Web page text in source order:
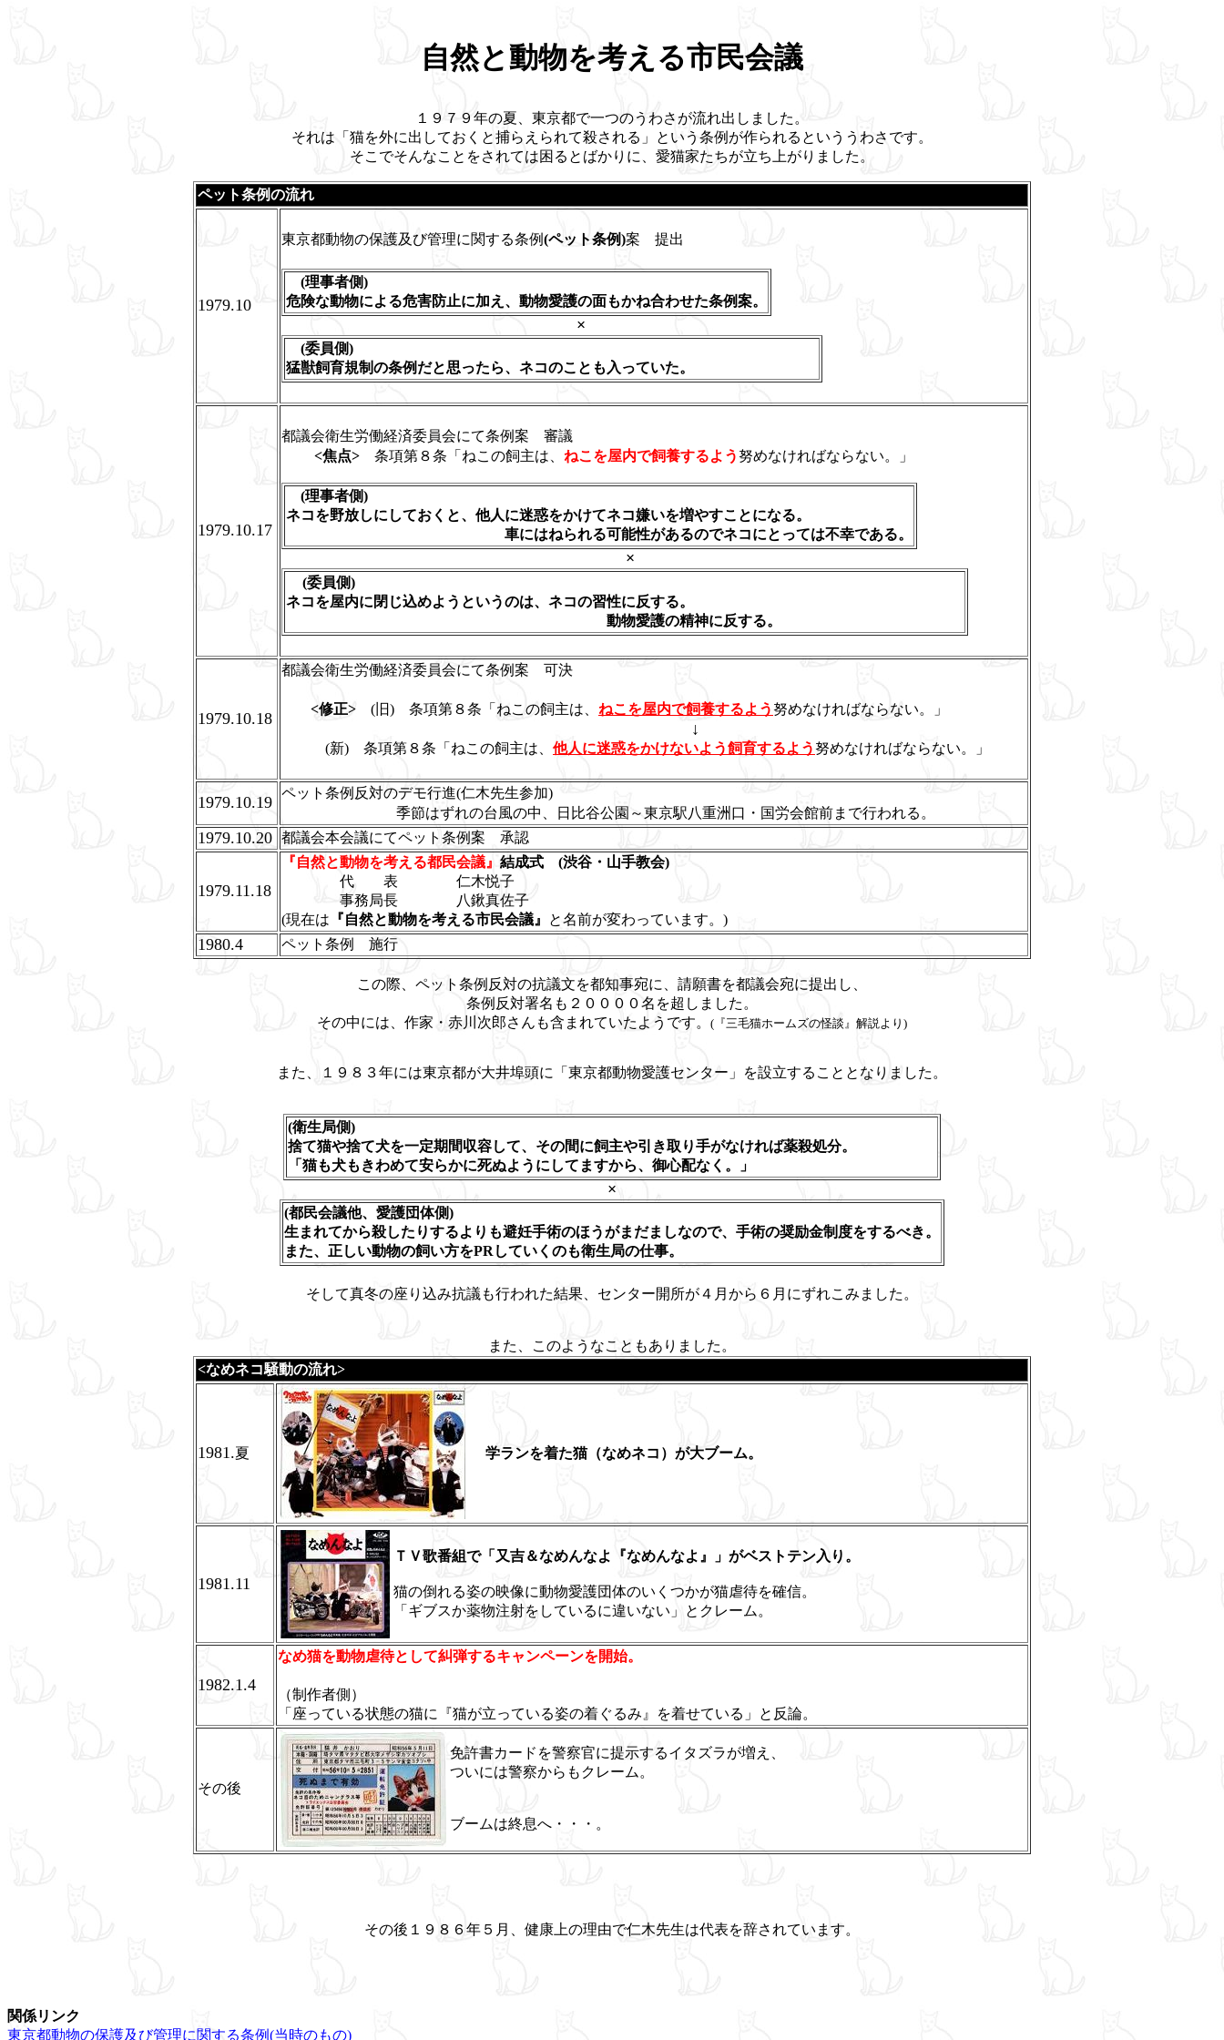
自然と動物を考える市民会議
１９７９年の夏、東京都で一つのうわさが流れ出しました。
それは「猫を外に出しておくと捕らえられて殺される」という条例が作られるといううわさです。
そこでそんなことをされては困るとばかりに、愛猫家たちが立ち上がりました。
ペット条例の流れ
1979.10
東京都動物の保護及び管理に関する条例(ペット条例)案 提出
(理事者側)
危険な動物による危害防止に加え、動物愛護の面もかね合わせた条例案。
×
(委員側)
猛獣飼育規制の条例だと思ったら、ネコのことも入っていた。
1979.10.17
都議会衛生労働経済委員会にて条例案 審議
<焦点> 条項第８条「ねこの飼主は、 ねこを屋内で飼養するよう努めなければならない。」
(理事者側)
ネコを野放しにしておくと、他人に迷惑をかけてネコ嫌いを増やすことになる。
車にはねられる可能性があるのでネコにとっては不幸である。
×
(委員側)
ネコを屋内に閉じ込めようというのは、ネコの習性に反する。
動物愛護の精神に反する。
1979.10.18
都議会衛生労働経済委員会にて条例案 可決
<修正> (旧) 条項第８条「ねこの飼主は、 ねこを屋内で飼養するよう努めなければならない。」
↓
(新) 条項第８条「ねこの飼主は、 他人に迷惑をかけないよう飼育するよう努めなければならない。」
1979.10.19
ペット条例反対のデモ行進(仁木先生参加)
季節はずれの台風の中、日比谷公園～東京駅八重洲口・国労会館前まで行われる。
1979.10.20 都議会本会議にてペット条例案 承認
1979.11.18
『自然と動物を考える都民会議』 結成式 (渋谷・山手教会)
代 表 仁木悦子
事務局長 八鍬真佐子
(現在は 『自然と動物を考える市民会議』 と名前が変わっています。)
1980.4 ペット条例 施行
この際、ペット条例反対の抗議文を都知事宛に、請願書を都議会宛に提出し、
条例反対署名も２００００名を超しました。
その中には、作家・赤川次郎さんも含まれていたようです。 (『三毛猫ホームズの怪談』解説より)
また、１９８３年には東京都が大井埠頭に「東京都動物愛護センター」を設立することとなりました。
(衛生局側)
捨て猫や捨て犬を一定期間収容して、その間に飼主や引き取り手がなければ薬殺処分。
「猫も犬もきわめて安らかに死ぬようにしてますから、御心配なく。」
×
(都民会議他、愛護団体側)
生まれてから殺したりするよりも避妊手術のほうがまだましなので、手術の奨励金制度をするべき。
また、正しい動物の飼い方をPRしていくのも衛生局の仕事。
そして真冬の座り込み抗議も行われた結果、センター開所が４月から６月にずれこみました。
また、このようなこともありました。
<なめネコ騒動の流れ>
1981.夏 学ランを着た猫（なめネコ）が大ブーム。
1981.11
ＴＶ歌番組で「又吉＆なめんなよ『なめんなよ』」がベストテン入り。
猫の倒れる姿の映像に動物愛護団体のいくつかが猫虐待を確信。
「ギブスか薬物注射をしているに違いない」とクレーム。
1982.1.4
なめ猫を動物虐待として糾弾するキャンペーンを開始。
（制作者側）
「座っている状態の猫に『猫が立っている姿の着ぐるみ』を着せている」と反論。
その後
免許書カードを警察官に提示するイタズラが増え、
ついには警察からもクレーム。
ブームは終息へ・・・。
その後１９８６年５月、健康上の理由で仁木先生は代表を辞されています。
関係リンク
東京都動物の保護及び管理に関する条例(当時のもの)